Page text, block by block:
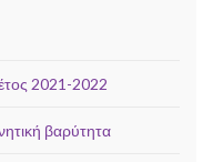
2021-2022
βαρύτητα